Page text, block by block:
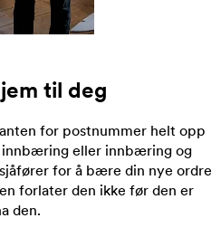
til deg
for postnummer helt opp
innbæring eller innbæring og
for å bære din nye ordre
forlater den ikke før den er
den.